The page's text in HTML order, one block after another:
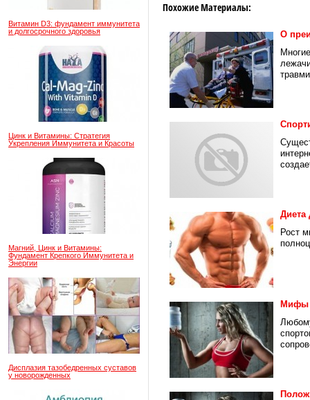
Витамин D3: фундамент иммунитета
и долгосрочного здоровья
Цинк и Витамины: Стратегия
Укрепления Иммунитета и Красоты
Магний, Цинк и Витамины:
Фундамент Крепкого Иммунитета и
Энергии
Дисплазия тазобедренных суставов
у новорожденных
Похожие Материалы:
О
Рост
Мифы